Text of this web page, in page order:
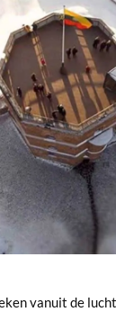
vanuit de lucht